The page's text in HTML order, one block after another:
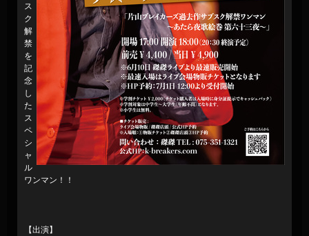
ス
ク
解
禁
を
記
念
し
た
ス
ペ
シ
ャ
ル
ワンマン！！
【出演】